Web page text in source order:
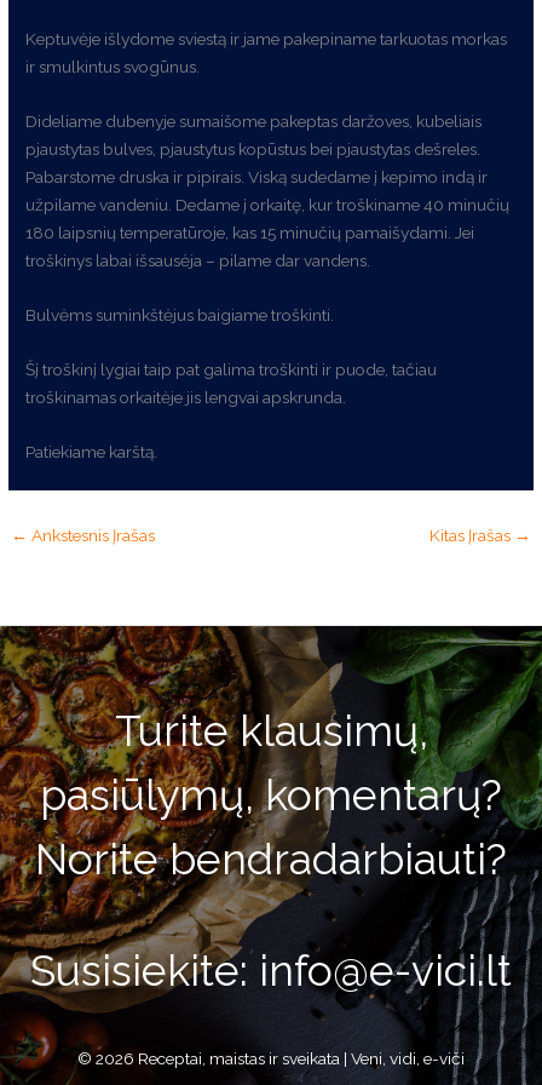
Keptuvėje išlydome sviestą ir jame pakepiname tarkuotas morkas
ir smulkintus svogūnus.
Dideliame dubenyje sumaišome pakeptas daržoves, kubeliais
pjaustytas bulves, pjaustytus kopūstus bei pjaustytas dešreles.
Pabarstome druska ir pipirais. Viską sudedame į kepimo indą ir
užpilame vandeniu. Dedame į orkaitę, kur troškiname 40 minučių
180 laipsnių temperatūroje, kas 15 minučių pamaišydami. Jei
troškinys labai išsausėja – pilame dar vandens.
Bulvėms suminkštėjus baigiame troškinti.
Šį troškinį lygiai taip pat galima troškinti ir puode, tačiau
troškinamas orkaitėje jis lengvai apskrunda.
Patiekiame karštą.
← Ankstesnis Įrašas Kitas Įrašas →
Turite klausimų,
pasiūlymų, komentarų?
Norite bendradarbiauti?
Susisiekite: info@e-vici.lt
© 2026 Receptai, maistas ir sveikata | Veni, vidi, e-viči